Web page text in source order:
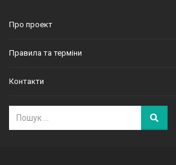
Про проект
Правила та терміни
Контакти